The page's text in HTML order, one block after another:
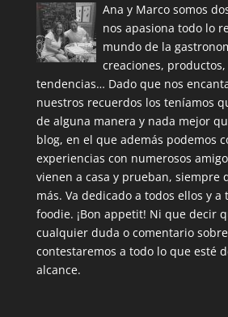
Ana y Marco somos
nos apasiona todo lo
mundo de la
creaciones,
tendencias… Dado que nos
nuestros recuerdos los teníamos
de alguna manera y nada mejor
blog, en el que además podemos
experiencias con numerosos
vienen a casa y prueban, siempre
más. Va dedicado a todos ellos y
foodie. ¡Bon appetit! Ni que decir
cualquier duda o comentario
contestaremos a todo lo que esté
alcance.